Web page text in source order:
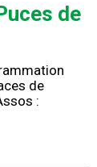
de
de
: